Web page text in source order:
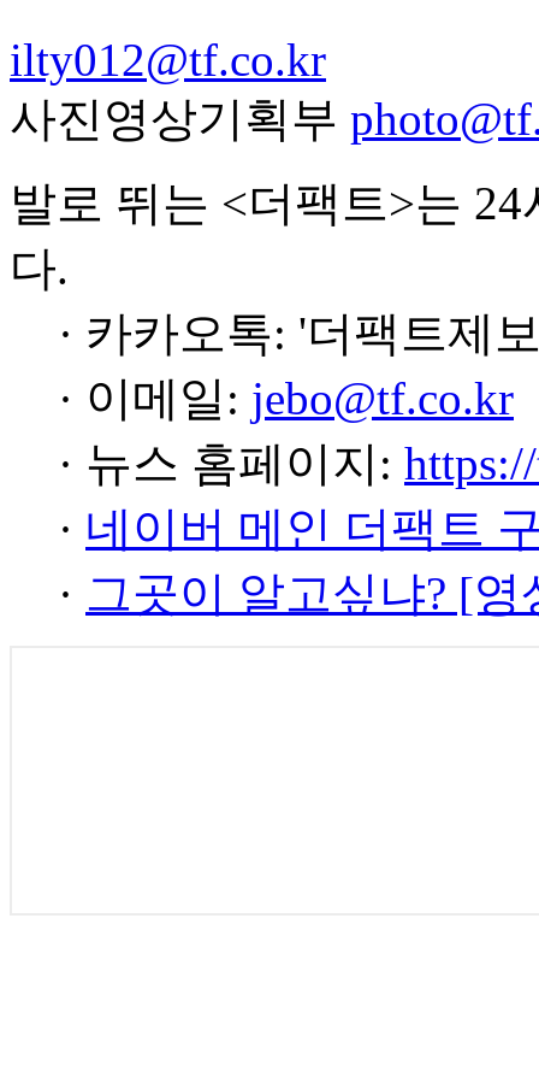
ilty012@tf.co.kr
사진영상기획부
발로 뛰는 <더팩트>는
다.
· 카카오톡: '더팩트제
· 이메일: jebo@tf.co.kr
· 뉴스 홈페이지:
· 네이버 메인 더팩트
· 그곳이 알고싶냐? [